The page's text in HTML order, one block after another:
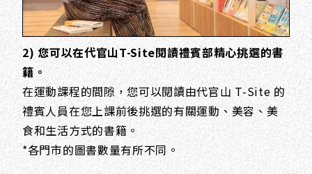
2) 您可以在代官山T-Site閱讀禮賓部精心挑選的書
籍。
在運動課程的間隙，您可以閱讀由代官山 T-Site 的
禮賓人員在您上課前後挑選的有關運動、美容、美
食和生活方式的書籍。
*各門市的圖書數量有所不同。